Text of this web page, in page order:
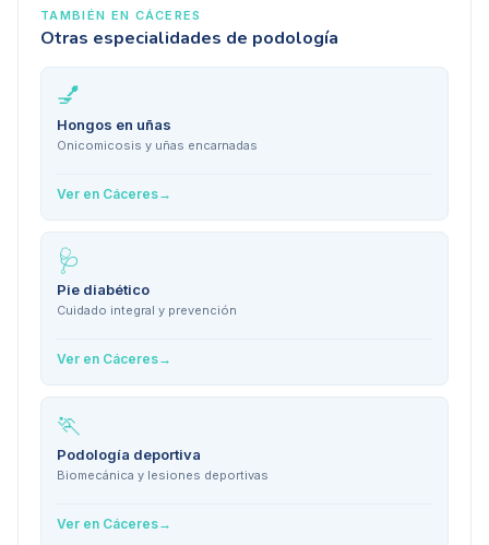
TAMBIÉN EN CÁCERES
Otras especialidades de podología
💅
Hongos en uñas
Onicomicosis y uñas encarnadas
Ver en Cáceres→
🩺
Pie diabético
Cuidado integral y prevención
Ver en Cáceres→
🏃
Podología deportiva
Biomecánica y lesiones deportivas
Ver en Cáceres→